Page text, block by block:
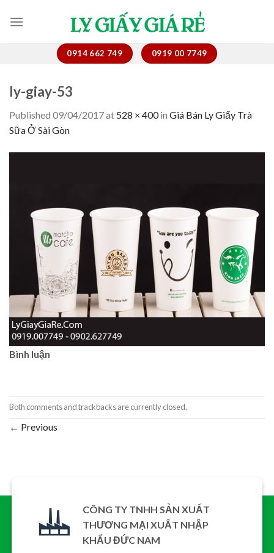
0914 662 749 0919 00 7749
ly-giay-53
Published 09/04/2017at 528 × 400in Giá Bán Ly Giấy Trà
Sữa Ở Sài Gòn
Bình luận
Both comments and trackbacks are currently closed.
← Previous
CÔNG TY TNHH SẢN XUẤT
THƯƠNG MẠI XUẤT NHẬP
KHẨU ĐỨC NAM